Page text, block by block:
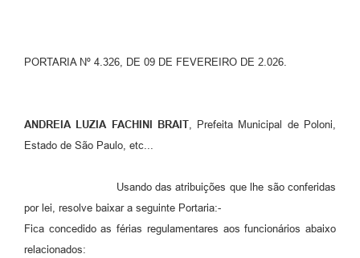
Projetos
Legislação
PORTARIA Nº 4.326, DE 09 DE FEVEREIRO DE 2.026.
ANDREIA LUZIA FACHINI BRAIT, Prefeita Municipal de Poloni,
Estado de São Paulo, etc...
Usando das atribuições que lhe são conferidas
por lei, resolve baixar a seguinte Portaria:-
Fica concedido as férias regulamentares aos funcionários abaixo
relacionados: